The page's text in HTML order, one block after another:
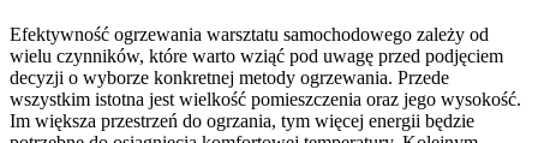
Efektywność ogrzewania warsztatu samochodowego zależy od
wielu czynników, które warto wziąć pod uwagę przed podjęciem
decyzji o wyborze konkretnej metody ogrzewania. Przede
wszystkim istotna jest wielkość pomieszczenia oraz jego wysokość.
Im większa przestrzeń do ogrzania, tym więcej energii będzie